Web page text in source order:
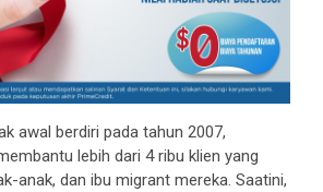
awal berdiri pada tahun 2007,
lebih dari 4 ribu klien yang
anak, dan ibu migrant mereka. Saatini,